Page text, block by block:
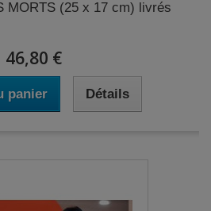
MORTS (25 x 17 cm) livrés
46,80 €
panier Détails